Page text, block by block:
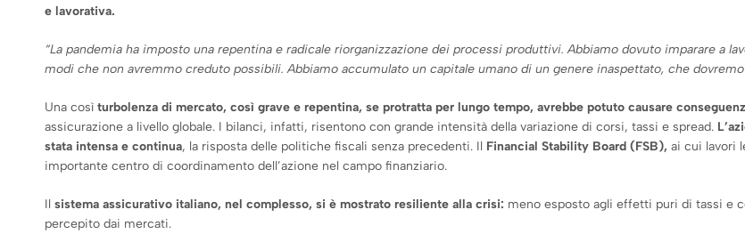
e lavorativa.
“La pandemia ha imposto una repentina e radicale riorganizzazione dei processi produttivi. Abbiamo dovuto imparare a
modi che non avremmo creduto possibili. Abbiamo accumulato un capitale umano di un genere inaspettato, che
Una così turbolenza di mercato, così grave e repentina, se protratta per lungo tempo, avrebbe potuto causare
assicurazione a livello globale. I bilanci, infatti, risentono con grande intensità della variazione di corsi, tassi e spread.
stata intensa e continua, la risposta delle politiche fiscali senza precedenti. Il Financial Stability Board (FSB), ai cui lavori
importante centro di coordinamento dell’azione nel campo finanziario.
Il sistema assicurativo italiano, nel complesso, si è mostrato resiliente alla crisi: meno esposto agli effetti puri di tassi e
percepito dai mercati.